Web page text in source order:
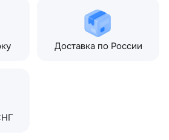
Доставка по России